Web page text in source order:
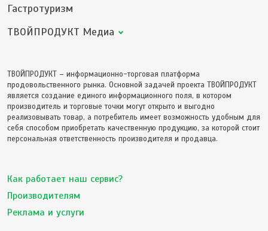
Гастротуризм
ТВОЙПРОДУКТ Медиа
ТВОЙПРОДУКТ – информационно-торговая платформа
продовольственного рынка. Основной задачей проекта ТВОЙПРОДУКТ
является создание единого информационного поля, в котором
производитель и торговые точки могут открыто и выгодно
реализовывать товар, а потребитель имеет возможность удобным для
себя способом приобретать качественную продукцию, за которой стоит
персональная ответственность производителя и продавца.
Как работает наш сервис?
Производителям
Реклама и услуги